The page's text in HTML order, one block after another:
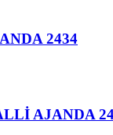
2434
AJANDA